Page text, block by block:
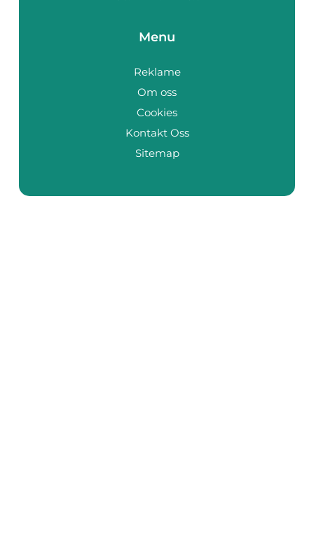
Menu
Reklame
Om oss
Cookies
Kontakt Oss
Sitemap